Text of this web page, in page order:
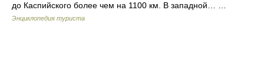
до Каспийского более чем на 1100 км. В западной… …
Энциклопедия туриста